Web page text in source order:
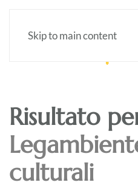
Skip to main content
Risultato
culturali